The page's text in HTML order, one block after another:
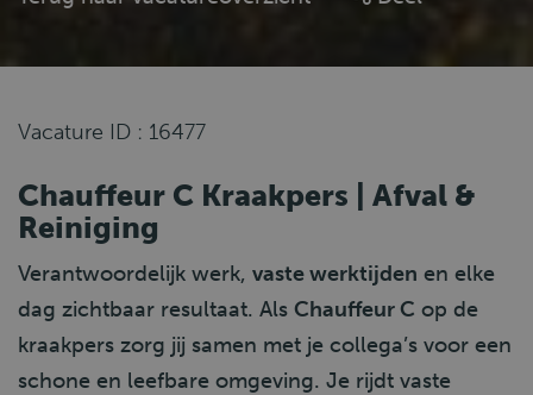
Vacature ID : 16477
Chauffeur C Kraakpers | Afval &
Reiniging
Verantwoordelijk werk, vaste werktijden en elke
dag zichtbaar resultaat. Als Chauffeur C op de
kraakpers zorg jij samen met je collega’s voor een
schone en leefbare omgeving. Je rijdt vaste